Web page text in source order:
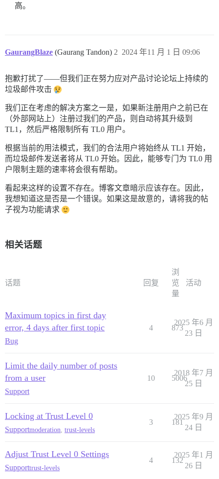
高。
GaurangBlaze (Gaurang Tandon) 2024 年11 月 1 日 09:06
2
抱歉打扰了——但我们正在努力应对产品讨论论坛上持续的
垃圾邮件攻击
我们正在考虑的解决方案之一是，如果新注册用户之前已在
（外部网站上）注册过我们的产品，则自动将其升级到
TL1，然后严格限制所有 TL0 用户。
根据当前的用法模式，我们的合法用户将始终从 TL1 开始，
而垃圾邮件发送者将从 TL0 开始。因此，能够专门为 TL0 用
户限制主题的速率将会很有帮助。
看起来这样的设置不存在。博客文章暗示应该存在。因此，
我想知道这是否是一个错误。如果这是故意的，请将我的帖
子视为功能请求
相关话题
话题 回复
浏
览
量
活动
Maximum topics in first day
error, 4 days after first topic
Bug
4 873
2025 年6 月
23 日
Limit the daily number of posts
from a user
Support
10 5006
2018 年7 月
25 日
Locking at Trust Level 0
Supportmoderation trust-levels
3 181
2025 年9 月
24 日
Adjust Trust Level 0 Settings
Supporttrust-levels
4 132
2025 年1 月
26 日